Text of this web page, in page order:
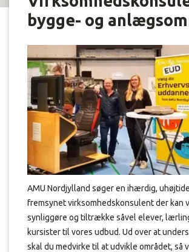
bygge- og
AMU Nordjylland søger en ihærdig,
fremsynet virksomhedskonsulent der kan
synliggøre og tiltrække såvel elever,
kursister til vores udbud. Ud over at
skal du medvirke til at udvikle området, så